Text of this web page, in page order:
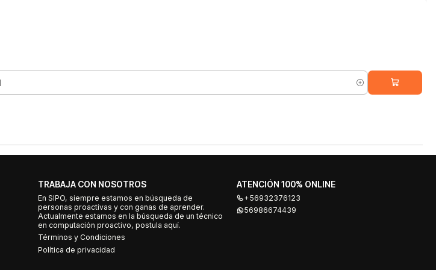
TRABAJA CON NOSOTROS
En SIPO, siempre estamos en búsqueda de
personas proactivas y con ganas de aprender.
Actualmente estamos en la búsqueda de un técnico
en computación proactivo, postula aquí.
Términos y Condiciones
Política de privacidad
ATENCIÓN 100% ONLINE
+56932376123
56986674439